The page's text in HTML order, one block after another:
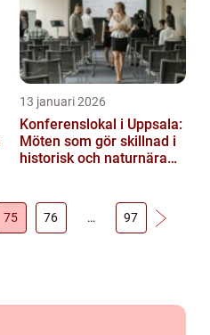
13 januari 2026
Konferenslokal i Uppsala:
Möten som gör skillnad i
historisk och naturnära
75 76 … 97